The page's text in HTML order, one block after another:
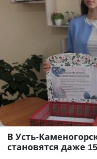
В Усть-
становятся даже